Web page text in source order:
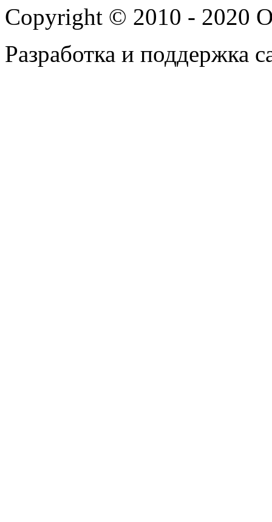
Copyright © 2010 -
Разработка и поддержка